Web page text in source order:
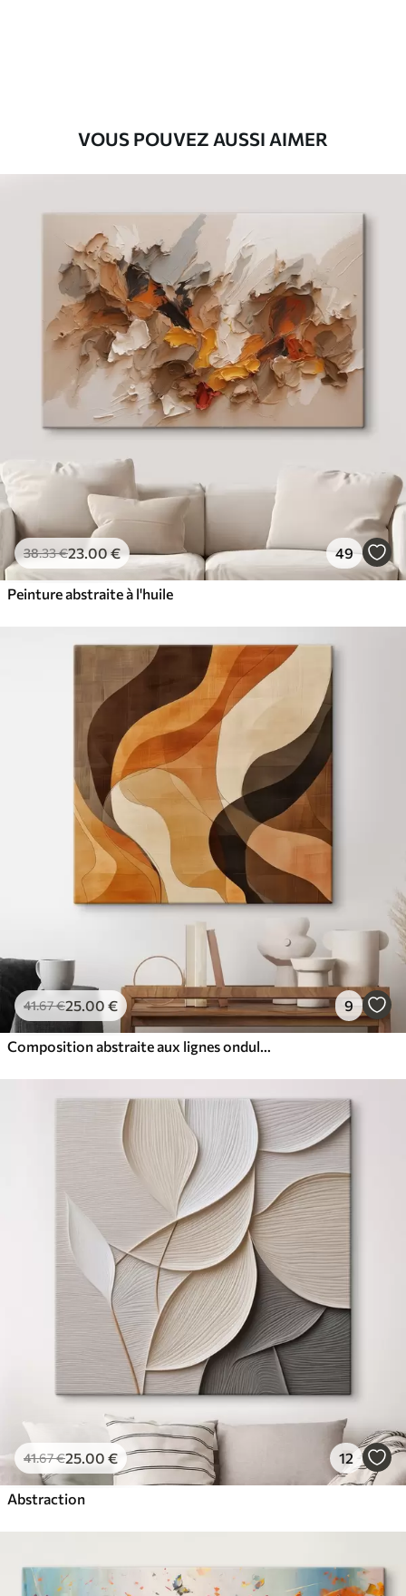
VOUS POUVEZ AUSSI AIMER
38.33€23.00€ 49
Peinture abstraite à l'huile
41.67€25.00 € 9
Composition abstraite aux lignes ondulées dynamiques, dans une palette de tons brun terre cuite
41.67€25.00 € 12
Abstraction